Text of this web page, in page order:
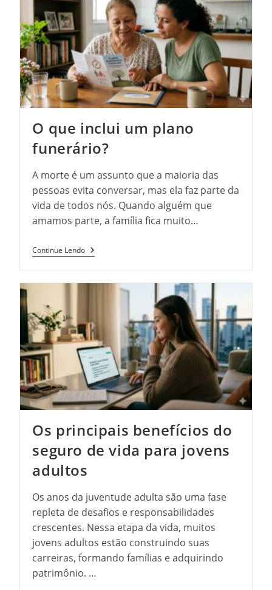
Dedetização
Protege
Famílias
Contra
Doenças
Transmitidas
Por
Pragas
O que inclui um plano
funerário?
A morte é um assunto que a maioria das
pessoas evita conversar, mas ela faz parte da
vida de todos nós. Quando alguém que
amamos parte, a família fica muito…
Continue LendoO
Que
Os principais benefícios do
seguro de vida para jovens
adultos
Os anos da juventude adulta são uma fase
repleta de desafios e responsabilidades
crescentes. Nessa etapa da vida, muitos
jovens adultos estão construindo suas
carreiras, formando famílias e adquirindo
patrimônio. …